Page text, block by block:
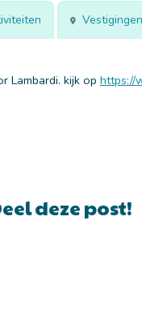
Vestigingen
Lambardi. kijk op https://
deze post!